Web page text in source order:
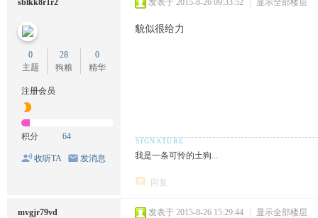
0
主题
28
狗粮
0
精华
注册会员
积分 64
收听TA 发消息
貌似很给力
我是一条可怜的土狗...
回复
mvgjr79vd 发表于 2015-8-26 15:29:44 | 显示全部楼层